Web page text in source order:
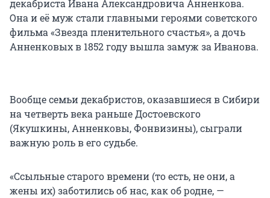
декабриста Ивана Александровича Анненкова.
Она и её муж стали главными героями советского
фильма «Звезда пленительного счастья», а дочь
Анненковых в 1852 году вышла замуж за Иванова.
Вообще семьи декабристов, оказавшиеся в Сибири
на четверть века раньше Достоевского
(Якушкины, Анненковы, Фонвизины), сыграли
важную роль в его судьбе.
«Ссыльные старого времени (то есть, не они, а
жены их) заботились об нас, как об родне, —